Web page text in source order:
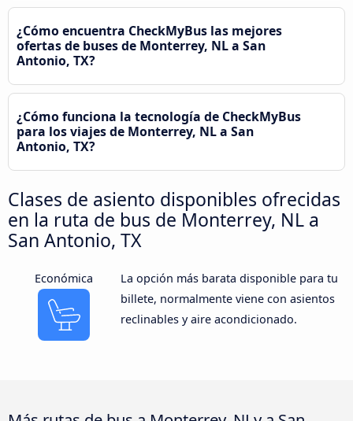
¿Cómo encuentra CheckMyBus las mejores
ofertas de buses de Monterrey, NL a San
Antonio, TX?
¿Cómo funciona la tecnología de CheckMyBus
para los viajes de Monterrey, NL a San
Antonio, TX?
Clases de asiento disponibles ofrecidas
en la ruta de bus de Monterrey, NL a
San Antonio, TX
Económica
La opción más barata disponible para tu
billete, normalmente viene con asientos
reclinables y aire acondicionado.